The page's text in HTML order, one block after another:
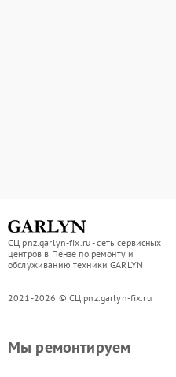
СЦ pnz.garlyn-fix.ru - сеть сервисных
центров в Пензе по ремонту и
обслуживанию техники GARLYN
2021-2026 © СЦ pnz.garlyn-fix.ru
Мы ремонтируем